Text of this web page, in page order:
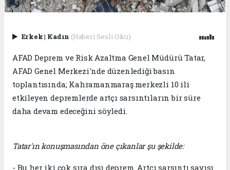
Erkek| Kadın (Haberi Sesli Oku)
AFAD Deprem ve Risk Azaltma Genel Müdürü Tatar,
AFAD Genel Merkezi'nde düzenlediği basın
toplantısında; Kahramanmaraş merkezli 10 ili
etkileyen depremlerde artçı sarsıntıların bir süre
daha devam edeceğini söyledi.
Tatar'ın konuşmasından öne çıkanlar şu şekilde:
- Bu her iki çok sıra dışı deprem. Artçı sarsıntı sayısı